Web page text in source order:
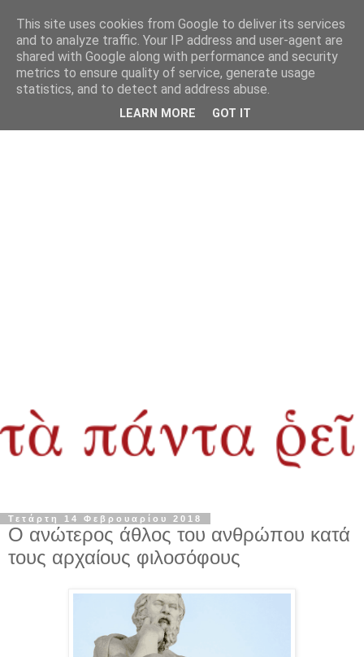
Τετάρτη 14 Φεβρουαρίου 2018
Ο ανώτερος άθλος του ανθρώπου κατά
τους αρχαίους φιλοσόφους
This site uses cookies from Google to deliver its services
and to analyze traffic. Your IP address and user-agent are
shared with Google along with performance and security
metrics to ensure quality of service, generate usage
statistics, and to detect and address abuse.
LEARN MORE GOT IT